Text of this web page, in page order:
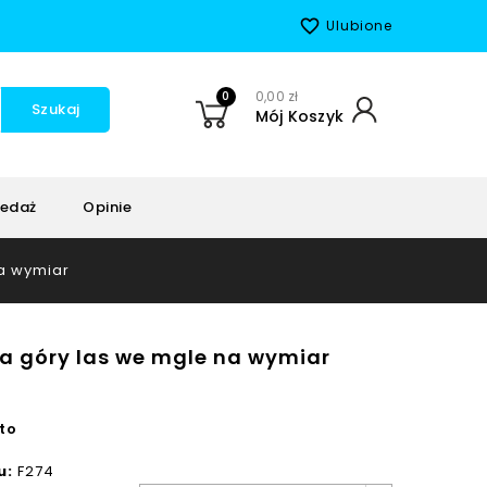
favorite_border Ulubione
Szukaj
0 0,00 zł
Mój Koszyk
Opinie
wymiar
góry las we mgle na wymiar
F274